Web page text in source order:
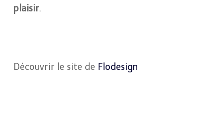
plaisir.
Découvrir le site de Flodesign